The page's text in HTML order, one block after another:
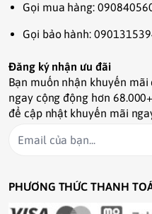
#hamsterhanoi
#shophamstergiare
Gọi mua hàng:
Gọi bảo hành:
Đăng ký nhận ưu đãi
Bạn muốn nhận khuyến
ngay cộng động hơn
để cập nhật khuyến mãi
PHƯƠNG THỨC THANH